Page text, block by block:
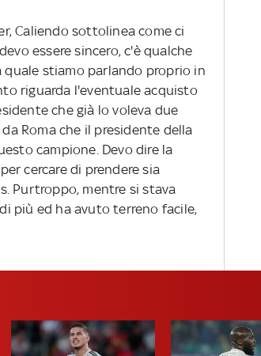
Caliendo sottolinea come ci
essere sincero, c'è qualche
stiamo parlando proprio in
riguarda l'eventuale acquisto
che già lo voleva due
Roma che il presidente della
campione. Devo dire la
cercare di prendere sia
Purtroppo, mentre si stava
più ed ha avuto terreno facile,